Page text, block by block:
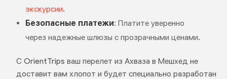
экскурсии.
Безопасные платежи: Платите уверенно
через надежные шлюзы с прозрачными ценами.
С OrientTrips ваш перелет из Ахваза в Мешхед не
доставит вам хлопот и будет специально разработан